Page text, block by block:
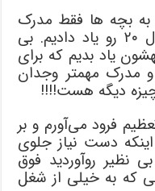
به بچه ها فقط مدرک
گرفتن و نمره ۲۰ گرفتن با معدل ۲۰ رو یاد دادیم. بی
یاد بدیم که برای
مدرک مهمتر وجدان
چیزه دیگه هست!!!!
فرود می‌آورم و بر
دست نیاز جلوی
نظیر روآوردید فوق
که به خیلی از شغل